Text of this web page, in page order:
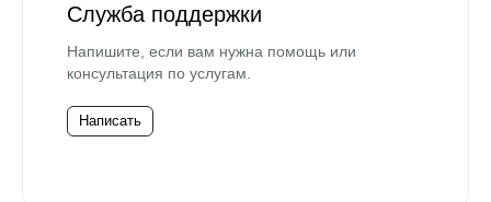
Служба поддержки
Напишите, если вам нужна помощь или
консультация по услугам.
Написать